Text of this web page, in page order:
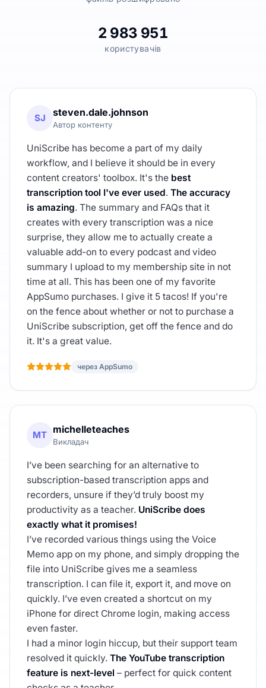
2 983 951
користувачів
SJ steven.dale.johnson
Автор контенту
UniScribe has become a part of my daily
workflow, and I believe it should be in every
content creators' toolbox. It's the best
transcription tool I've ever used. The accuracy
is amazing. The summary and FAQs that it
creates with every transcription was a nice
surprise, they allow me to actually create a
valuable add-on to every podcast and video
summary I upload to my membership site in not
time at all. This has been one of my favorite
AppSumo purchases. I give it 5 tacos! If you're
on the fence about whether or not to purchase a
UniScribe subscription, get off the fence and do
it. It's a great value.
через AppSumo
MT michelleteaches
Викладач
I’ve been searching for an alternative to
subscription-based transcription apps and
recorders, unsure if they’d truly boost my
productivity as a teacher. UniScribe does
exactly what it promises!
I’ve recorded various things using the Voice
Memo app on my phone, and simply dropping the
file into UniScribe gives me a seamless
transcription. I can file it, export it, and move on
quickly. I’ve even created a shortcut on my
iPhone for direct Chrome login, making access
even faster.
I had a minor login hiccup, but their support team
resolved it quickly. The YouTube transcription
feature is next-level – perfect for quick content